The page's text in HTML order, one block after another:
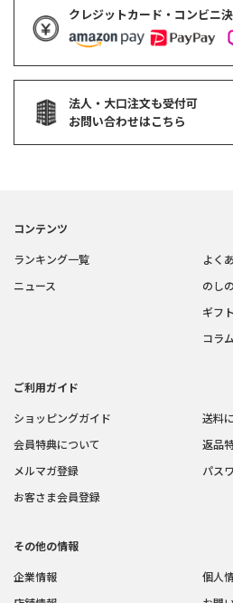
クレジットカード・コンビニ
法人・大口注文も受付可
お問い合わせはこちら
コンテンツ
ランキング一覧
ニュース
よく
のし
ギフ
コラム
ご利用ガイド
ショッピングガイド
会員特典について
メルマガ登録
お客さま会員登録
送料
返品
パス
その他の情報
企業情報
個人